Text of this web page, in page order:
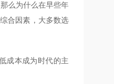
么为什么在早些年
合因素，大多数选
成本成为时代的主